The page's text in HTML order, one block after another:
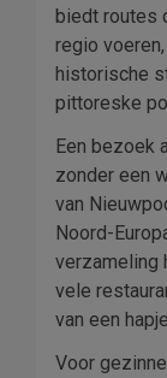
biedt routes
regio
historische
pittoreske
Een bezoek
zonder een
van
Noord-
verzameling
vele
van een
Voor